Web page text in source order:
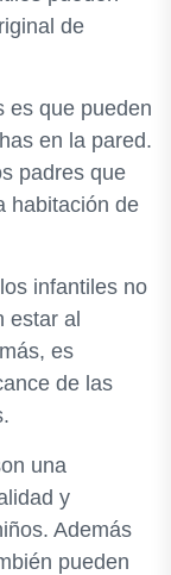
de
es que pueden
en la pared.
padres que
habitación de
infantiles no
estar al
es
de las
una
y
Además
pueden